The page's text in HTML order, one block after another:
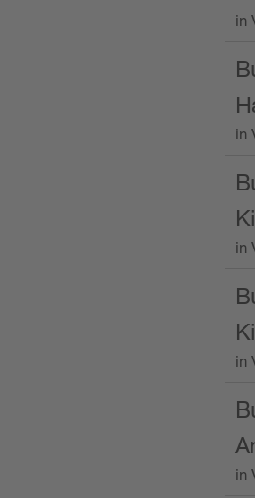
in
in
in
in
in